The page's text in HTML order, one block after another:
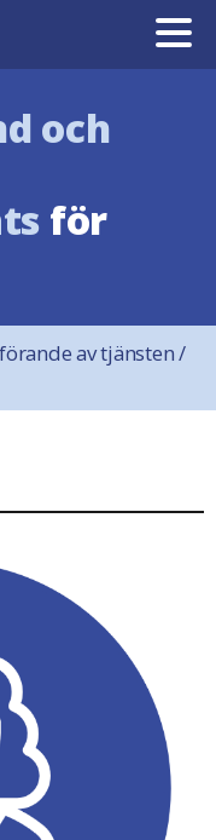
och
för
av tjänsten/